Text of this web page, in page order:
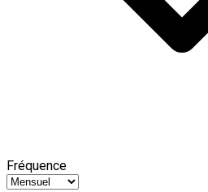
Fréquence